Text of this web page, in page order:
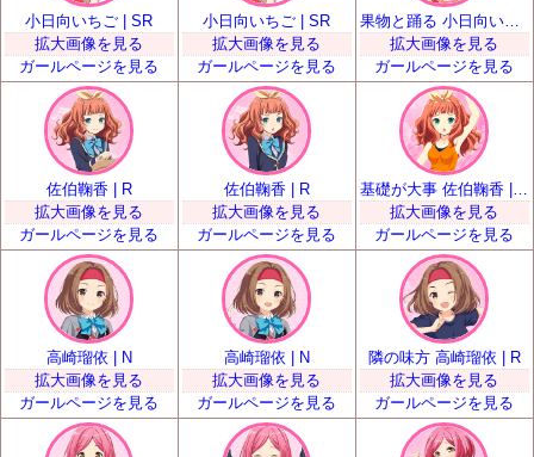
小日向いちご | SR
拡大画像を見る
ガールページを見る
小日向いちご | SR
拡大画像を見る
ガールページを見る
果物と踊る 小日向いちご | SSR
拡大画像を見る
ガールページを見る
佐伯鞠香 | R
拡大画像を見る
ガールページを見る
佐伯鞠香 | R
拡大画像を見る
ガールページを見る
拡大画像を見る
ガールページを見る
高崎瑠依 | N
拡大画像を見る
ガールページを見る
高崎瑠依 | N
拡大画像を見る
ガールページを見る
隣の味方 高崎瑠依 | R
拡大画像を見る
ガールページを見る